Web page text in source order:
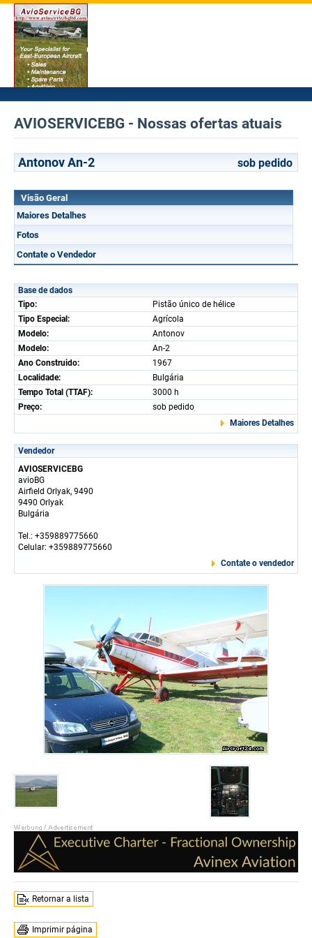
AVIOSERVICEBG - Nossas ofertas atuais
Antonov An-2 sob pedido
Visão Geral
Maiores Detalhes
Fotos
Contate o Vendedor
Base de dados
Tipo:
Pistão único de hélice
Tipo Especial:
Agrícola
Modelo:
Antonov
Modelo:
An-2
Ano Construido:
1967
Localidade:
Bulgária
Tempo Total (TTAF):
3000 h
Preço:
sob pedido
Maiores Detalhes
Vendedor
AVIOSERVICEBG
avioBG
Airfield Orlyak, 9490
9490 Orlyak
Bulgária
Tel.: +359889775660
Celular: +359889775660
Contate o vendedor
Retornar a lista
Imprimir página